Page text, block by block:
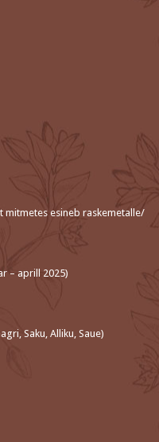
mitmetes esineb raskemetalle/
– aprill 2025)
Saku, Alliku, Saue)